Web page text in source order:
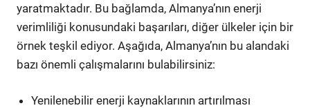
yaratmaktadır. Bu bağlamda, Almanya’nın enerji
verimliliği konusundaki başarıları, diğer ülkeler için bir
örnek teşkil ediyor. Aşağıda, Almanya’nın bu alandaki
bazı önemli çalışmalarını bulabilirsiniz:
Yenilenebilir enerji kaynaklarının artırılması